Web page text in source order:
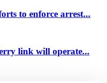
to enforce arrest...
link will operate...